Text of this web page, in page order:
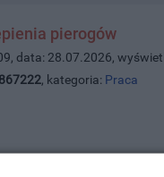
pierogów
data: 28.07.2026,
, kategoria: Praca